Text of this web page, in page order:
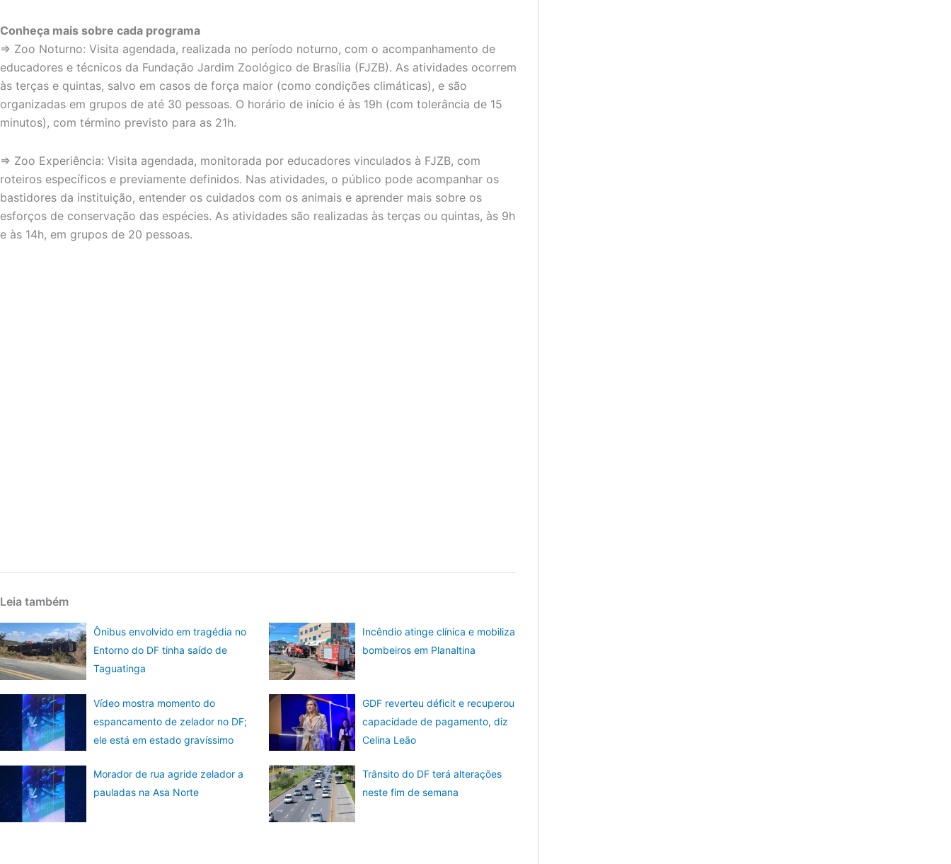
Conheça mais sobre cada programa
⇒ Zoo Noturno: Visita agendada, realizada no período noturno, com o acompanhamento de
educadores e técnicos da Fundação Jardim Zoológico de Brasília (FJZB). As atividades ocorrem
às terças e quintas, salvo em casos de força maior (como condições climáticas), e são
organizadas em grupos de até 30 pessoas. O horário de início é às 19h (com tolerância de 15
minutos), com término previsto para as 21h.
⇒ Zoo Experiência: Visita agendada, monitorada por educadores vinculados à FJZB, com
roteiros específicos e previamente definidos. Nas atividades, o público pode acompanhar os
bastidores da instituição, entender os cuidados com os animais e aprender mais sobre os
esforços de conservação das espécies. As atividades são realizadas às terças ou quintas, às 9h
e às 14h, em grupos de 20 pessoas.
Leia também
Ônibus envolvido em tragédia no
Entorno do DF tinha saído de
Taguatinga
Incêndio atinge clínica e mobiliza
bombeiros em Planaltina
Vídeo mostra momento do
espancamento de zelador no DF;
ele está em estado gravíssimo
GDF reverteu déficit e recuperou
capacidade de pagamento, diz
Celina Leão
Morador de rua agride zelador a
pauladas na Asa Norte
Trânsito do DF terá alterações
neste fim de semana